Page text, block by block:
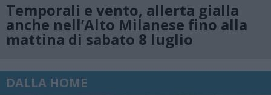
Temporali e vento, allerta gialla
anche nell’Alto Milanese fino alla
mattina di sabato 8 luglio
DALLA HOME